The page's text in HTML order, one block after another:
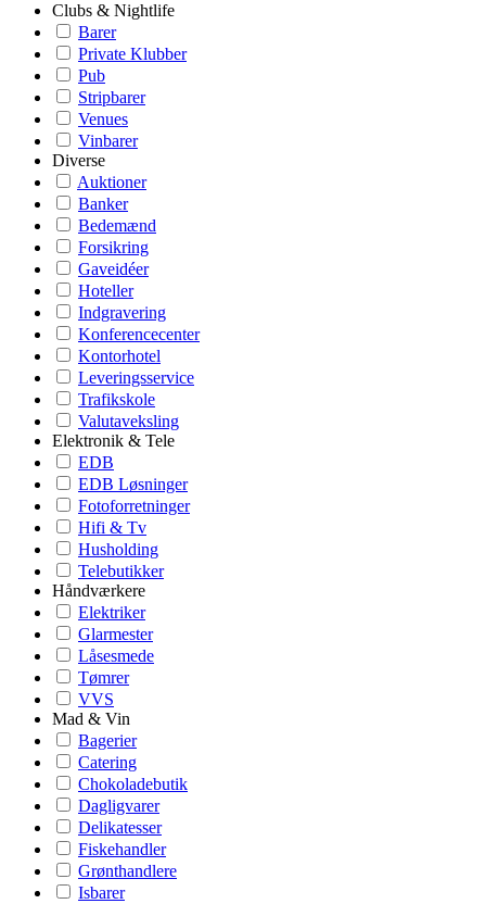
Clubs & Nightlife
Barer
Private Klubber
Pub
Stripbarer
Venues
Vinbarer
Diverse
Auktioner
Banker
Bedemænd
Forsikring
Gaveidéer
Hoteller
Indgravering
Konferencecenter
Kontorhotel
Leveringsservice
Trafikskole
Valutaveksling
Elektronik & Tele
EDB
EDB Løsninger
Fotoforretninger
Hifi & Tv
Husholding
Telebutikker
Håndværkere
Elektriker
Glarmester
Låsesmede
Tømrer
VVS
Mad & Vin
Bagerier
Catering
Chokoladebutik
Dagligvarer
Delikatesser
Fiskehandler
Grønthandlere
Isbarer